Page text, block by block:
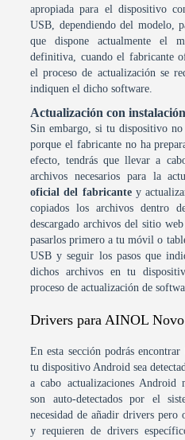
apropiada para el dispositivo
USB, dependiendo del modelo,
que dispone actualmente el
definitiva, cuando el fabricante
el proceso de actualización se
indiquen el dicho software.
Actualización con
Sin embargo, si tu dispositivo
porque el fabricante no ha
efecto, tendrás que llevar a
archivos necesarios para la
oficial del fabricantey
copiados los archivos dentro
descargado archivos del sitio
pasarlos primero a tu móvil o
USB y seguir los pasos que
dichos archivos en tu
proceso de actualización de
Drivers para AINOL
En esta sección podrás
tu dispositivo Android sea
a cabo actualizaciones Android
son auto-detectados por el
necesidad de añadir drivers pero
y requieren de drivers